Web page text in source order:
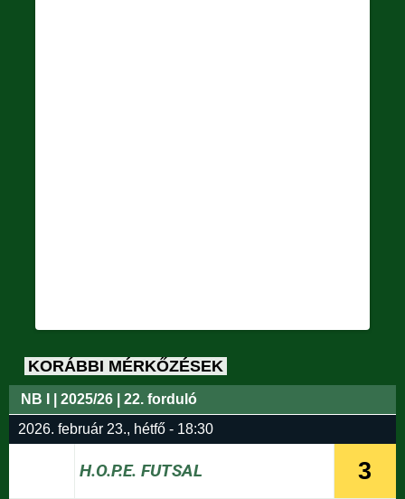
KORÁBBI MÉRKŐZÉSEK
NB I | 2025/26 | 22. forduló
2026. február 23., hétfő - 18:30
H.O.P.E. FUTSAL
3